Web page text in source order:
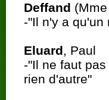
Deffand
-"Il n'y a qu'un
Eluard, Paul
-"Il ne faut
rien d'autre"